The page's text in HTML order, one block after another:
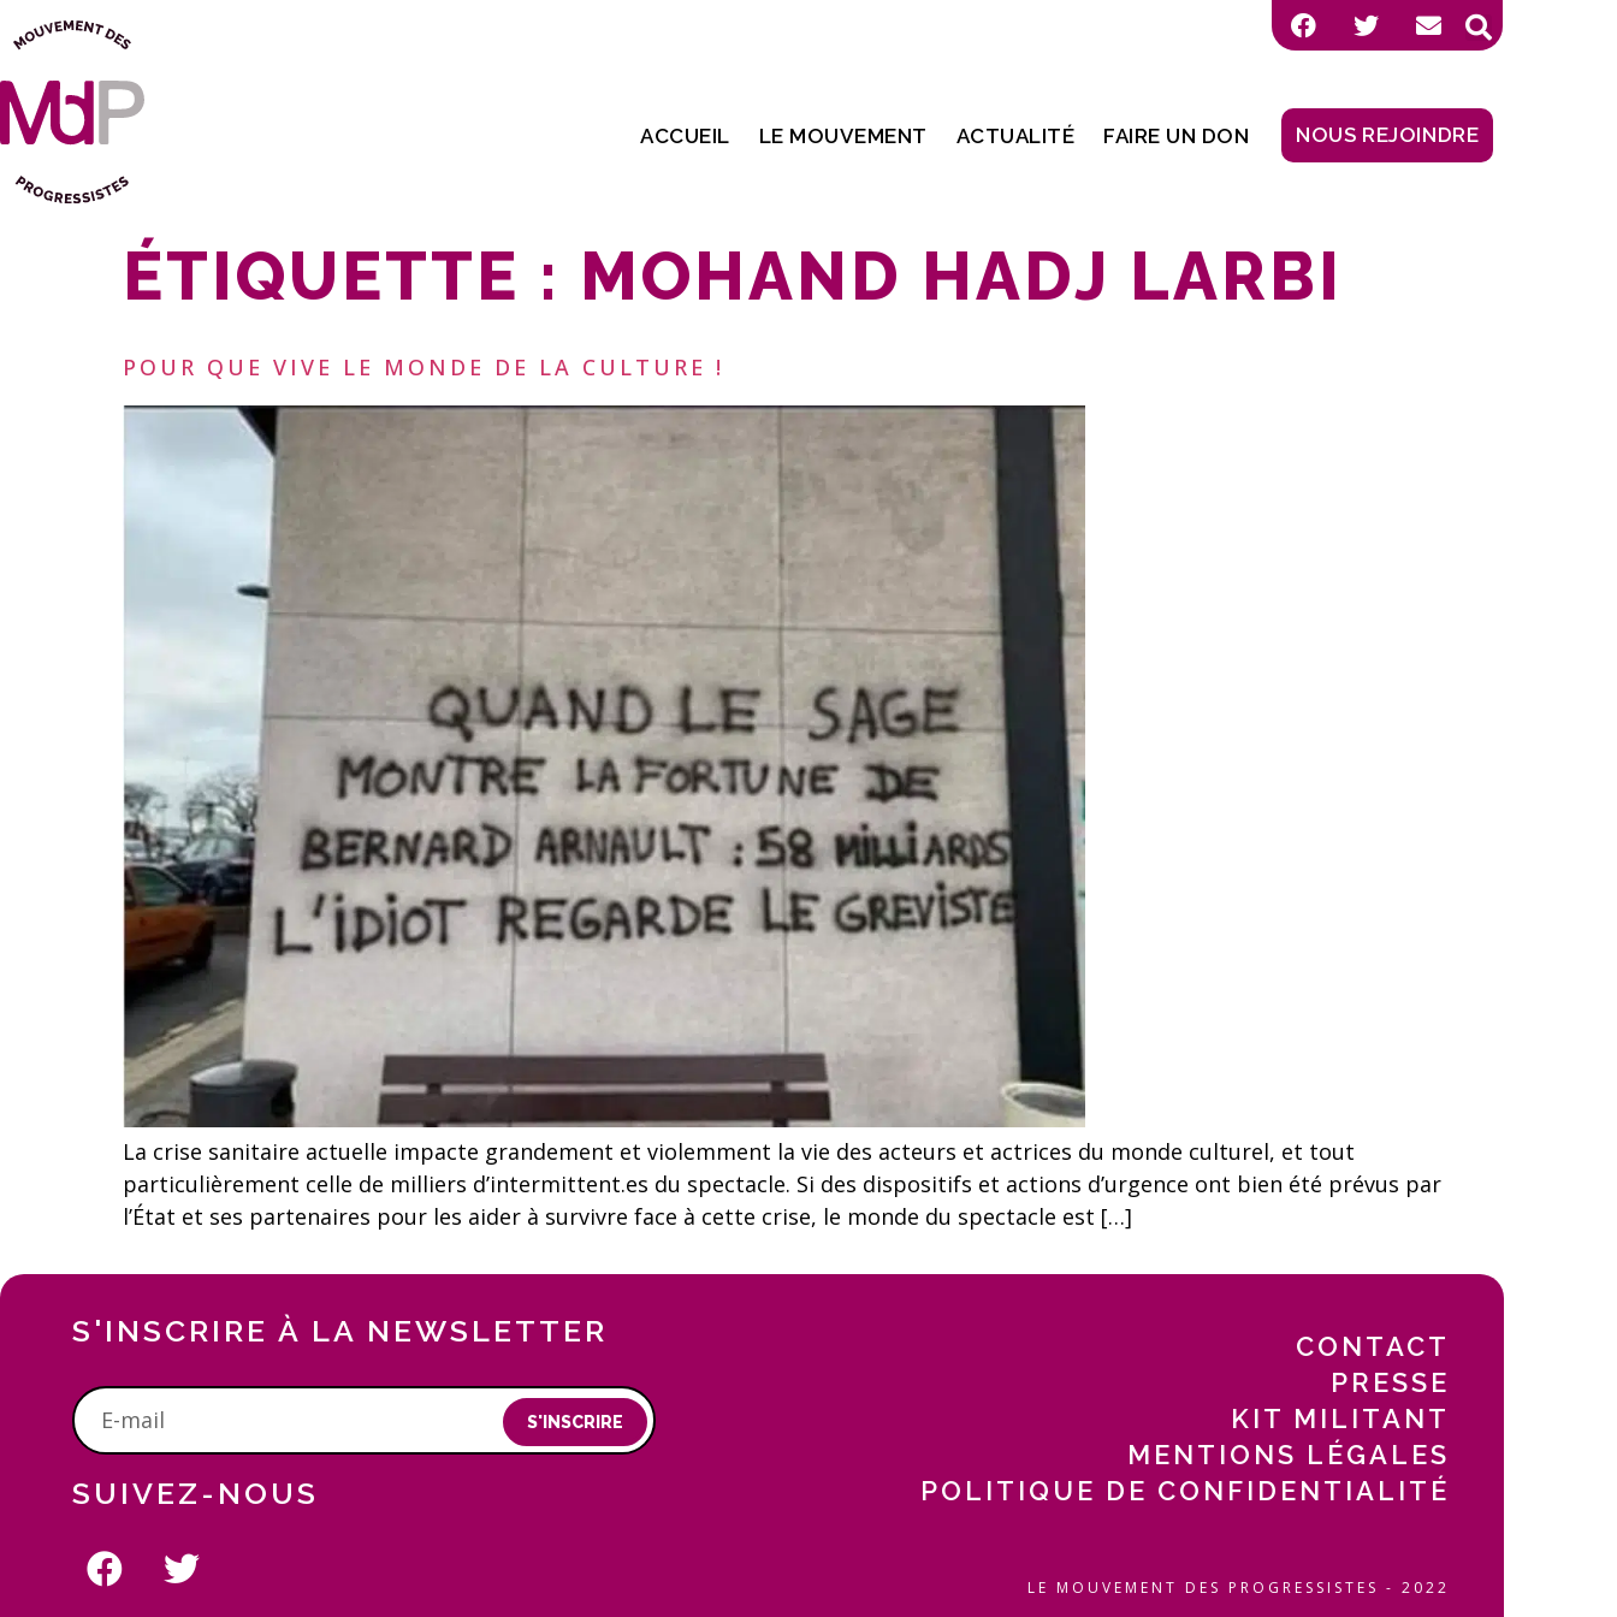
ACCUEIL LE MOUVEMENT ACTUALITÉ FAIRE UN DON NOUS REJOINDRE
ÉTIQUETTE : MOHAND HADJ LARBI
POUR QUE VIVE LE MONDE DE LA CULTURE !
La crise sanitaire actuelle impacte grandement et violemment la vie des acteurs et actrices du monde culturel, et tout
particulièrement celle de milliers d’intermittent.es du spectacle. Si des dispositifs et actions d’urgence ont bien été prévus par
l’État et ses partenaires pour les aider à survivre face à cette crise, le monde du spectacle est […]
S'INSCRIRE À LA NEWSLETTER
S'INSCRIRE
SUIVEZ-NOUS
CONTACT
PRESSE
KIT MILITANT
MENTIONS LÉGALES
POLITIQUE DE CONFIDENTIALITÉ
LE MOUVEMENT DES PROGRESSISTES - 2022